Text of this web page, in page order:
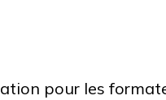
pour les